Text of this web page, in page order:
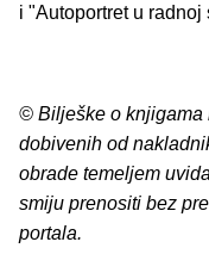
i "Autoportret u radnoj
© Bilješke o knjigama
dobivenih od
obrade temeljem
smiju prenositi bez
portala.